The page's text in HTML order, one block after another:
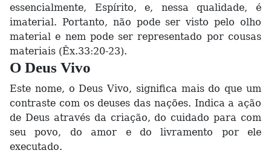
essencialmente, Espírito, e, nessa qualidade, é
imaterial. Portanto, não pode ser visto pelo olho
material e nem pode ser representado por cousas
materiais (Êx.33:20-23).
O Deus Vivo
Este nome, o Deus Vivo, significa mais do que um
contraste com os deuses das nações. Indica a ação
de Deus através da criação, do cuidado para com
seu povo, do amor e do livramento por ele
executado.